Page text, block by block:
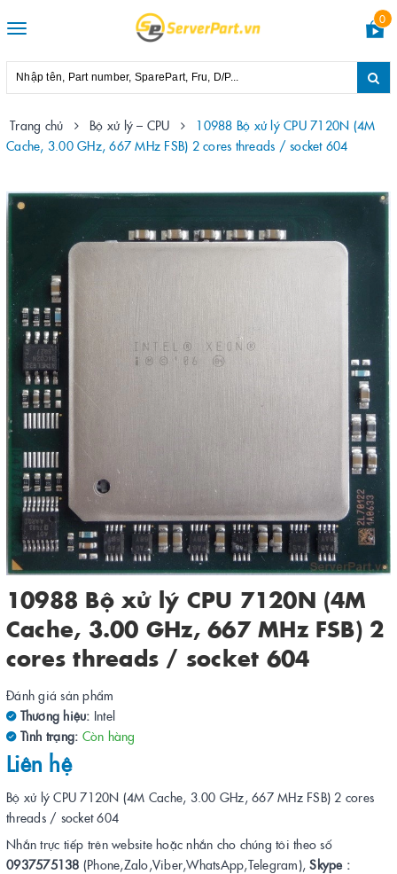
Toggle
0
Trang chủ Bộ xử lý – CPU
10988 Bộ xử lý CPU 7120N (4M
Cache, 3.00 GHz, 667 MHz FSB) 2 cores threads / socket 604
10988 Bộ xử lý CPU 7120N (4M
Cache, 3.00 GHz, 667 MHz FSB) 2
cores threads / socket 604
Đánh giá sản phẩm
Thương hiệu: Intel
Tình trạng: Còn hàng
Liên hệ
Bộ xử lý CPU 7120N (4M Cache, 3.00 GHz, 667 MHz FSB) 2 cores
threads / socket 604
Nhắn trực tiếp trên website hoặc nhắn cho chúng tôi theo số
0937575138 (Phone,Zalo,Viber,WhatsApp,Telegram),Skype :